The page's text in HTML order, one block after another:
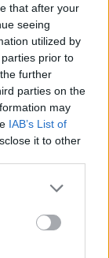
that after your
seeing
utilized by
prior to
further
parties on the
may
IAB’s List of
it to other